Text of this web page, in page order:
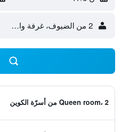
2 من الضيوف، غرفة واحدة
Queen room، 2 من أسرّة الكوين